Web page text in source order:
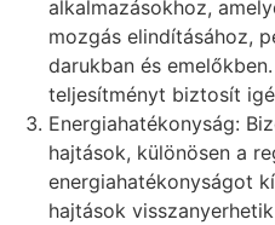
alkalmazásokhoz,
mozgás elindításához,
darukban és
teljesítményt biztosít
Energiahatékonyság:
hajtások, különösen a
energiahatékonyságot
hajtások